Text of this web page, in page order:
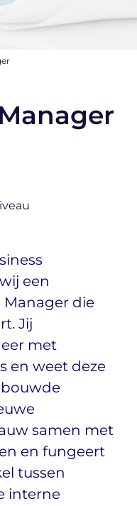
een
die
Jij
met
en weet deze
samen met
en fungeert
tussen
interne